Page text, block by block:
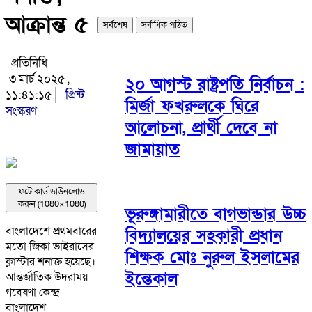
আক্রান্ত ৫
প্রতিনিধি
৩ মার্চ ২০২৫ ,
১১:৪১:১৫
প্রিন্ট
সংস্করণ
ফটোকার্ড ডাউনলোড
করুন (1080×1080)
বাংলাদেশে প্রথমবারের
মতো জিকা ভাইরাসের
ক্লাস্টার শনাক্ত হয়েছে।
আন্তর্জাতিক উদরাময়
গবেষণা কেন্দ্র
বাংলাদেশ
সর্বশেষ সর্বাধিক পঠিত
২০ আগস্ট রাষ্ট্রপতি নির্বাচন :
মির্জা ফখরুলকে ঘিরে
আলোচনা, প্রার্থী দেবে না
জামায়াত
ভূরুঙ্গামারীতে বাগভান্ডার উচ্চ
বিদ্যালয়ের সহকারী প্রধান
শিক্ষক মোঃ নুরুল ইসলামের
ইন্তেকাল